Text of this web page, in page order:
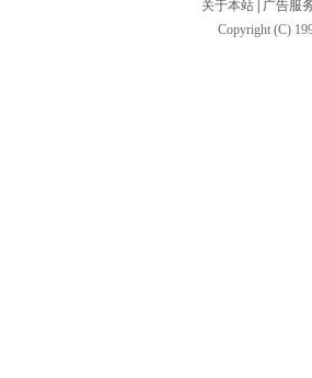
关于本站
广告服
Copyright (C)